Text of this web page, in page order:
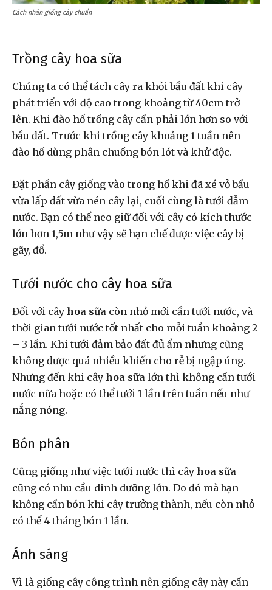
Cách nhân giống cây chuẩn
Trồng cây hoa sữa
Chúng ta có thể tách cây ra khỏi bầu đất khi cây
phát triển với độ cao trong khoảng từ 40cm trở
lên. Khi đào hố trồng cây cần phải lớn hơn so với
bầu đất. Trước khi trồng cây khoảng 1 tuần nên
đào hố dùng phân chuồng bón lót và khử độc.
Đặt phần cây giống vào trong hố khi đã xé vỏ bầu
vừa lấp đất vừa nén cây lại, cuối cùng là tưới đẫm
nước. Bạn có thể neo giữ đối với cây có kích thước
lớn hơn 1,5m như vậy sẽ hạn chế được việc cây bị
gãy, đổ.
Tưới nước cho cây hoa sữa
Đối với cây hoa sữa còn nhỏ mới cần tưới nước, và
thời gian tưới nước tốt nhất cho mỗi tuần khoảng 2
– 3 lần. Khi tưới đảm bảo đất đủ ẩm nhưng cũng
không được quá nhiều khiến cho rễ bị ngập úng.
Nhưng đến khi cây hoa sữa lớn thì không cần tưới
nước nữa hoặc có thể tưới 1 lần trên tuần nếu như
nắng nóng.
Bón phân
Cũng giống như việc tưới nước thì cây hoa sữa
cũng có nhu cầu dinh dưỡng lớn. Do đó mà bạn
không cần bón khi cây trưởng thành, nếu còn nhỏ
có thể 4 tháng bón 1 lần.
Ánh sáng
Vì là giống cây công trình nên giống cây này cần